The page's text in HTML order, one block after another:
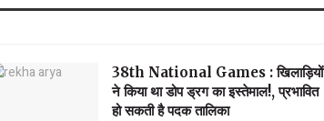
38th National Games : खिलाड़ियों
ने किया था डोप ड्रग का इस्तेमाल!, प्रभावित
हो सकती है पदक तालिका